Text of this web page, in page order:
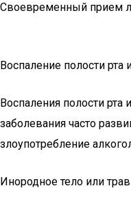
Своевременный прием
Воспаление полости рта
Воспаления полости
заболевания часто
злоупотребление
Инородное тело или